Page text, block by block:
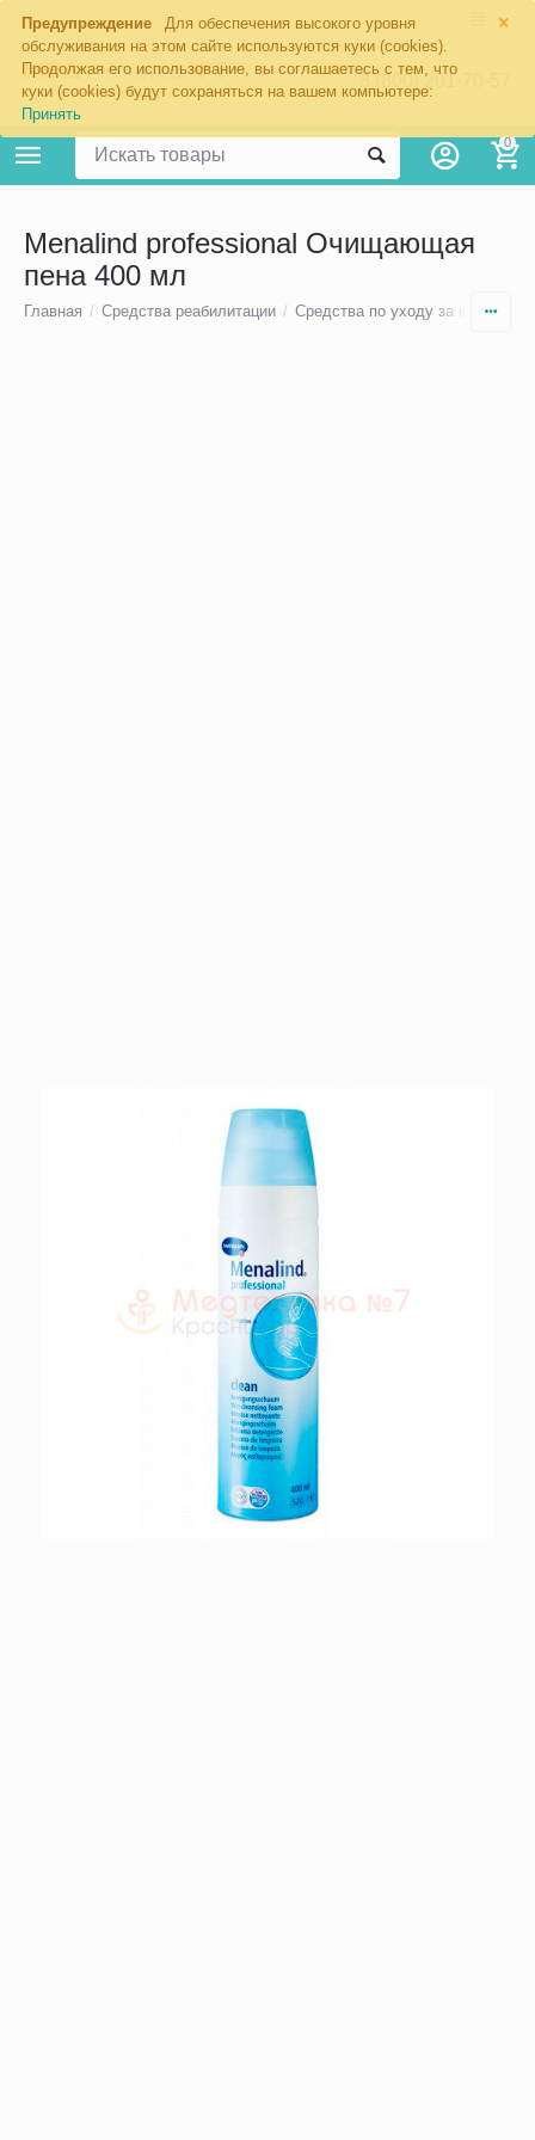
×
Предупреждение
Для обеспечения высокого уровня
обслуживания на этом сайте используются куки (cookies).
Продолжая его использование, вы соглашаетесь с тем, что
куки (cookies) будут сохраняться на вашем компьютере:
Принять
8 (800) 201-70-57
0
Menalind professional Очищающая
пена 400 мл
Главная / Средства реабилитации / Средства по уходу за кожей